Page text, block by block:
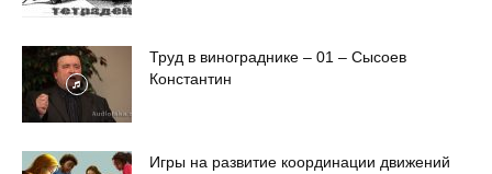
Труд в винограднике – 01 – Сысоев
Константин
Игры на развитие координации движений